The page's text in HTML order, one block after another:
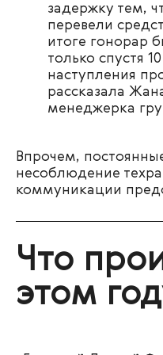
задержку тем,
перевели
итоге гонорар
только спустя
наступления
рассказала
менеджерка
Впрочем,
несоблюдение
коммуникации
Что
этом